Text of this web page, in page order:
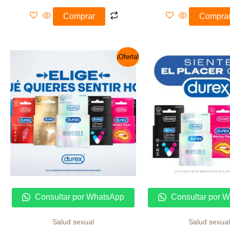
Comprar
¡Oferta!
Consultar por WhatsApp
Salud sexual
original
era:
S/ 90.00.
precio
actual
es:
S/ 68.00.
Consultar por
Salud sexual
El
era:
S/